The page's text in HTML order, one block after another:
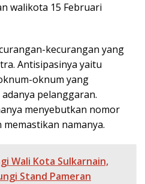
walikota 15 Februari
kecurangan yang
Antisipasinya yaitu
oknum yang
pelanggaran.
menyebutkan nomor
namanya.
Wali Kota Sulkarnain,
Stand Pameran